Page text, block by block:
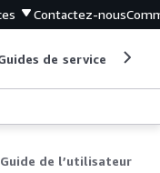
Contactez-nous
de service
Guide de l’utilisateur